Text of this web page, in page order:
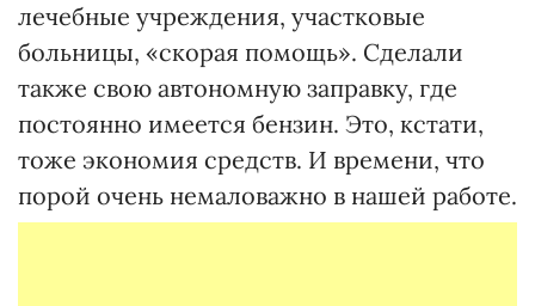
лечебные учреждения, участковые
больницы, «скорая помощь». Сделали
также свою автономную заправку, где
постоянно имеется бензин. Это, кстати,
тоже экономия средств. И времени, что
порой очень немаловажно в нашей работе.